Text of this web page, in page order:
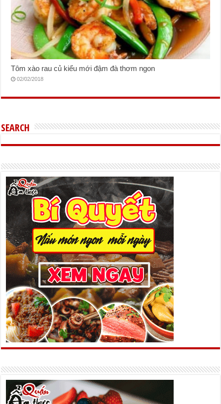
Tôm xào rau củ kiểu mới đậm đà thơm ngon
02/02/2018
SEARCH